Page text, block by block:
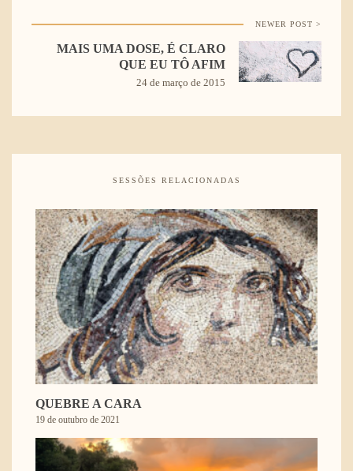
NEWER POST >
MAIS UMA DOSE, É CLARO
QUE EU TÔ AFIM
24 de março de 2015
SESSÕES RELACIONADAS
QUEBRE A CARA
19 de outubro de 2021